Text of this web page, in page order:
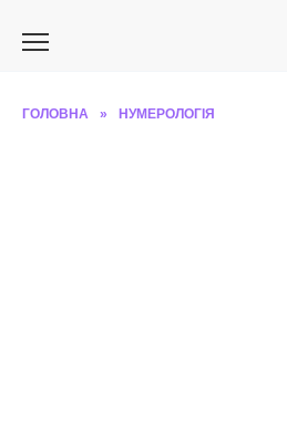
ГОЛОВНА » НУМЕРОЛОГІЯ